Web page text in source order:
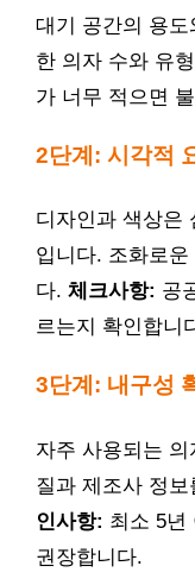
대기 공간의 용
한 의자 수와 유
가 너무 적으면
2단계: 시각적
디자인과 색상은
입니다. 조화로
다. 체크사항: 공
르는지 확인합니
3단계: 내구성
자주 사용되는
질과 제조사 정
인사항: 최소 5년
권장합니다.